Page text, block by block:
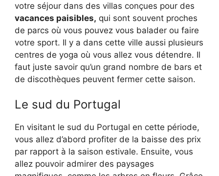
votre séjour dans des villas conçues pour des
vacances paisibles, qui sont souvent proches
de parcs où vous pouvez vous balader ou faire
votre sport. Il y a dans cette ville aussi plusieurs
centres de yoga où vous allez vous détendre. Il
faut juste savoir qu’un grand nombre de bars et
de discothèques peuvent fermer cette saison.
Le sud du Portugal
En visitant le sud du Portugal en cette période,
vous allez d’abord profiter de la baisse des prix
par rapport à la saison estivale. Ensuite, vous
allez pouvoir admirer des paysages